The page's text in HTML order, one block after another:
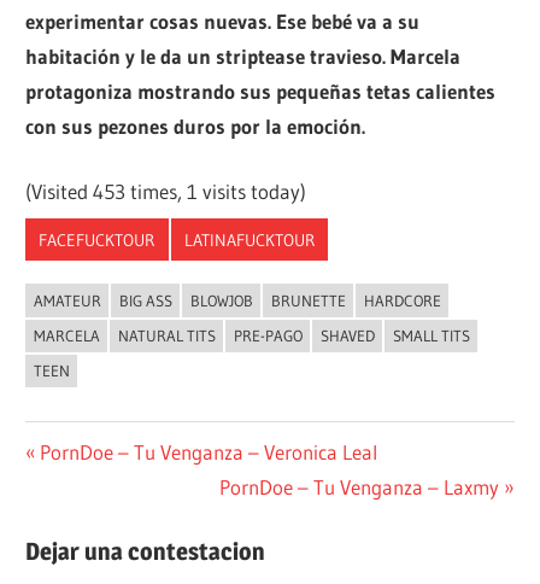
experimentar cosas nuevas. Ese bebé va a su
habitación y le da un striptease travieso. Marcela
protagoniza mostrando sus pequeñas tetas calientes
con sus pezones duros por la emoción.
(Visited 453 times, 1 visits today)
FACEFUCKTOUR LATINAFUCKTOUR
AMATEUR BIG ASS BLOWJOB BRUNETTE
HARDCORE
MARCELA
NATURAL TITS PRE-PAGO SHAVED
SMALL TITS
TEEN
Navegación
entradas
Entrada
PornDoe – Tu Venganza – Veronica Leal
Siguiente
PornDoe – Tu Venganza – Laxmy
Dejar una contestacion